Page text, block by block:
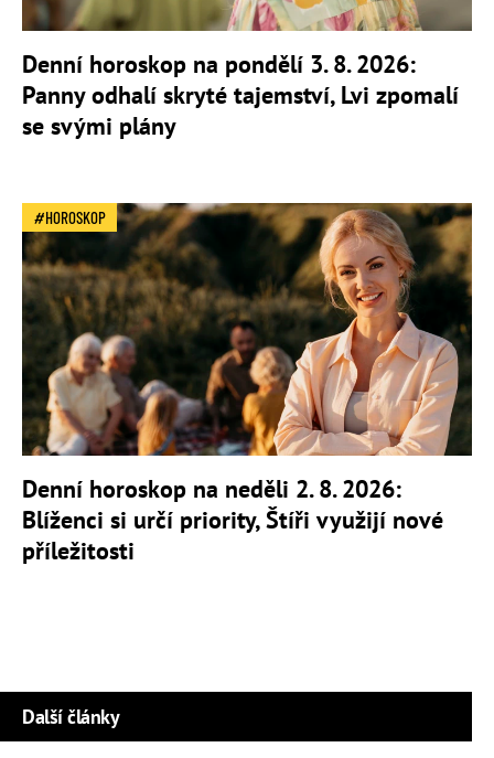
Denní horoskop na pondělí 3. 8. 2026:
Panny odhalí skryté tajemství, Lvi zpomalí
se svými plány
HOROSKOP
Denní horoskop na neděli 2. 8. 2026:
Blíženci si určí priority, Štíři využijí nové
příležitosti
Další články